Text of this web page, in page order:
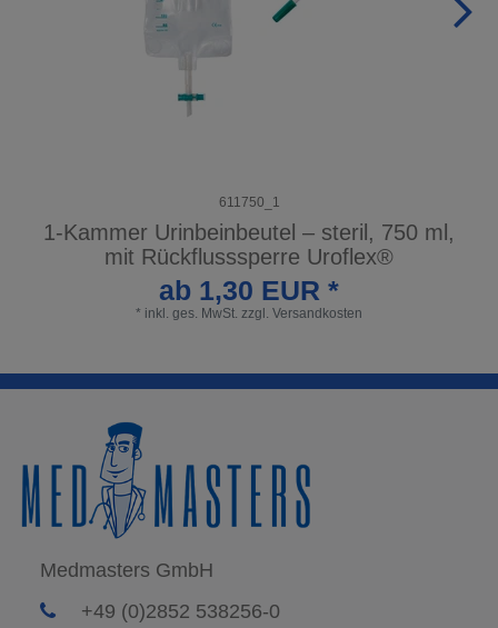
611750_1
1-Kammer Urinbeinbeutel – steril, 750 ml,
mit Rückflusssperre Uroflex®
ab 1,30 EUR *
* inkl. ges. MwSt. zzgl. Versandkosten
Medmasters GmbH
+49 (0)2852 538256-0